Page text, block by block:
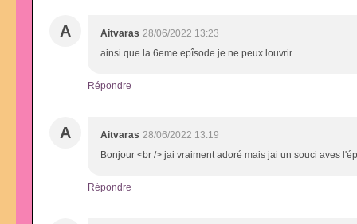
A Aitvaras 28/06/2022 13:23
ainsi que la 6eme epîsode je ne peux louvrir
Répondre
A Aitvaras 28/06/2022 13:19
Bonjour <br /> jai vraiment adoré mais jai un souci aves
Répondre